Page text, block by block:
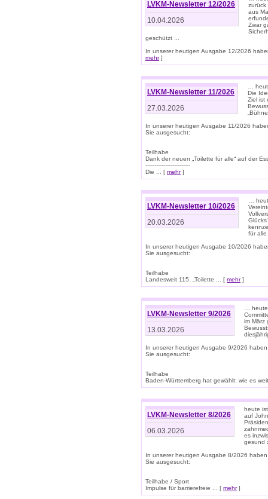
LVKM-Newsletter 12/2026
10.04.2026
zurück
aus
Zwar
geschützt ...
In unserer heutigen Ausgabe 12/2026
mehr]
LVKM-Newsletter 11/2026
27.03.2026
…
Die
Ziel ist
In unserer heutigen Ausgabe 11/2026
Sie ausgesucht:
Teilhabe
Dank der neuen „Toilette für alle“ auf der
-------------------------
Die ... [ mehr]
LVKM-Newsletter 10/2026
20.03.2026
…
für
In unserer heutigen Ausgabe 10/2026
Sie ausgesucht:
Teilhabe
Landesweit 115. „Toilette ... [ mehr]
LVKM-Newsletter 9/2026
13.03.2026
…
im März
In unserer heutigen Ausgabe 9/2026
Sie ausgesucht:
Teilhabe
Baden-Württemberg hat gewählt: wie es
LVKM-Newsletter 8/2026
06.03.2026
heute
auf
es
gesund
In unserer heutigen Ausgabe 8/2026
Sie ausgesucht:
Teilhabe / Sport
Impulse für barrierefreie ... [ mehr]